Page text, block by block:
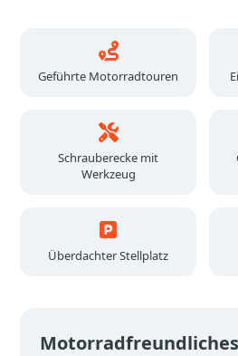
Geführte Motorradtouren
Schrauberecke mit
Werkzeug
Überdachter Stellplatz